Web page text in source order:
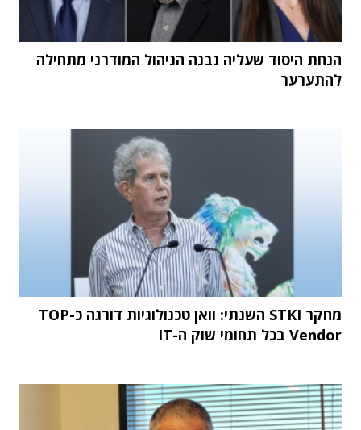
הנחת היסוד שעליה נבנה הניהול המודרני מתחילה
להתערער
מחקר STKI השנתי: וואן טכנולוגיות דורגה כ-TOP
Vendor בכל תחומי שוק ה-IT